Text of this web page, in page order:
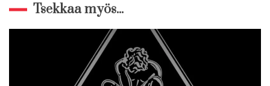
Tsekkaa myös...